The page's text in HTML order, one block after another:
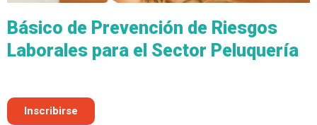
Básico de Prevención de Riesgos
Laborales para el Sector Peluquería
Inscribirse